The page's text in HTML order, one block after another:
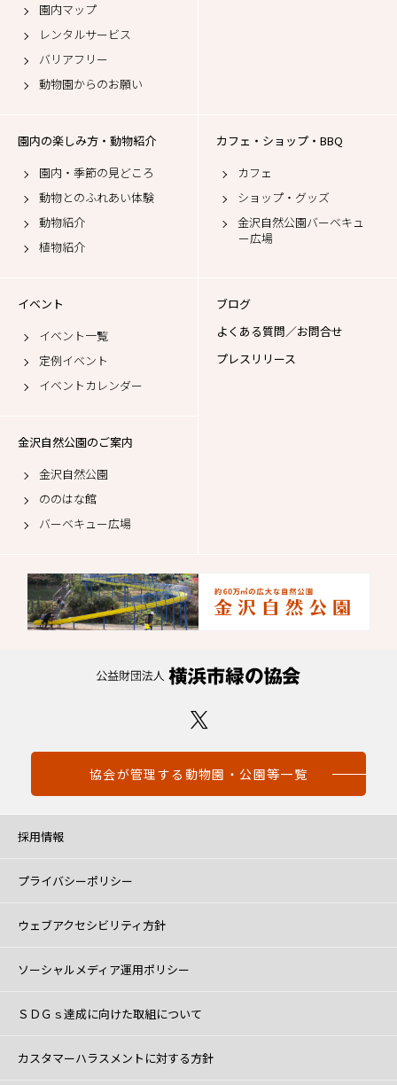
園内マップ
レンタルサービス
バリアフリー
動物園からのお願い
園内の楽しみ方・動物紹介
園内・季節の見どころ
動物とのふれあい体験
動物紹介
植物紹介
カフェ・ショップ・BBQ
カフェ
ショップ・グッズ
金沢自然公園バーベキュ
ー広場
イベント
イベント一覧
定例イベント
イベントカレンダー
ブログ
よくある質問／お問合せ
プレスリリース
金沢自然公園のご案内
金沢自然公園
ののはな館
バーベキュー広場
協会が管理する動物園・公園等一覧
採用情報
プライバシーポリシー
ウェブアクセシビリティ方針
ソーシャルメディア運用ポリシー
ＳＤＧｓ達成に向けた取組について
カスタマーハラスメントに対する方針